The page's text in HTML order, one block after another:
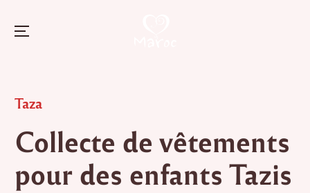
content
Menu
Posted
Taza
Collecte de vêtements
pour des enfants Tazis